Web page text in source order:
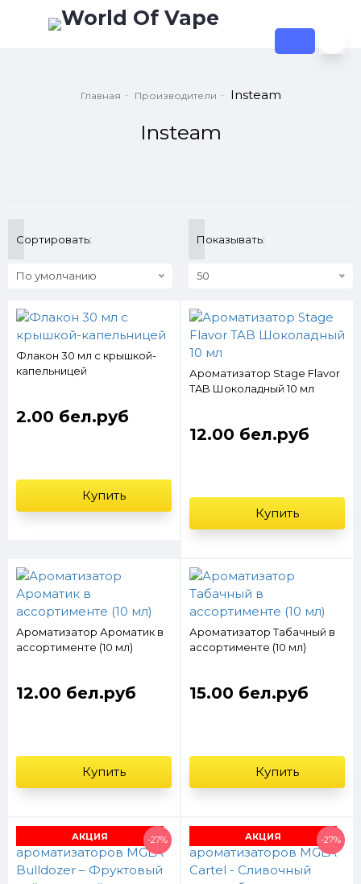
Главная Производители Insteam
Insteam
Сортировать:
По умолчанию
Показывать:
50
Флакон 30 мл с крышкой-
капельницей
2.00 бел.руб
Купить
Ароматизатор Stage Flavor
TAB Шоколадный 10 мл
12.00 бел.руб
Купить
Ароматизатор Ароматик в
ассортименте (10 мл)
12.00 бел.руб
Купить
Ароматизатор Табачный в
ассортименте (10 мл)
15.00 бел.руб
Купить
АКЦИЯ -27% АКЦИЯ -27%